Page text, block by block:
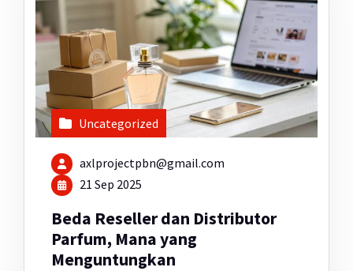
Uncategorized
axlprojectpbn@gmail.com
21 Sep 2025
Beda Reseller dan Distributor
Parfum, Mana yang
Menguntungkan